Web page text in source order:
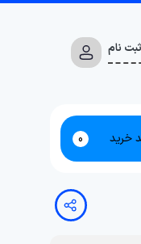
نام
خرید 0